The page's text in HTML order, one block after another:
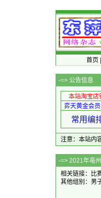
首页
-=> 公告信息
本站淘宝店
弈天黄金会
常用编
注意：本站内
-=> 2021
相关链接：
比
其他组别： 男